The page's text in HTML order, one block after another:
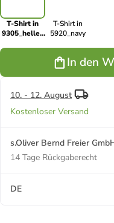
T-Shirt in
9305_helles
T-Shirt in
5920_navy
In den
10. - 12. August
Kostenloser Versand
s.Oliver Bernd Freier
14 Tage Rückgaberecht
DE